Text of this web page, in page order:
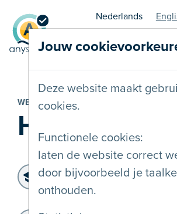
Jouw
Deze website maakt
cookies.
Functionele cookies:
laten de website correct
door bijvoorbeeld je
onthouden.
AnySurfer
Nederlands
WEBSITE
Hack'n wow
Toegankelijkheidsniveau:
WCAG 2.2 AA